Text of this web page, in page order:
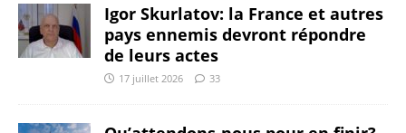
Igor Skurlatov: la France et autres
pays ennemis devront répondre
de leurs actes
17 juillet 2026 33